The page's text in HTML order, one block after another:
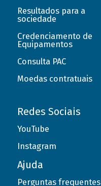
Resultados para a
sociedade
Credenciamento de
Equipamentos
Consulta PAC
Moedas contratuais
Redes Sociais
YouTube
Instagram
Ajuda
Perguntas frequentes